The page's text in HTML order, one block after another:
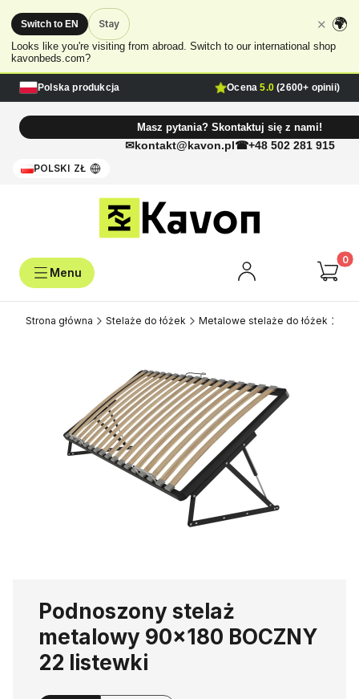
🌍
Looks like you're visiting from abroad. Switch to our international shop
kavonbeds.com?
Switch to EN Stay ✕
Polska produkcja Ocena5.0 (2600+ opinii)
Masz pytania? Skontaktuj się z nami!
kontakt@kavon.pl +48 502 281 915
POLSKI ZŁ
Strona główna Stelaże do łóżek Metalowe stelaże do łóżek
Podnoszony stelaż
metalowy 90x180 BOCZNY
22 listewki